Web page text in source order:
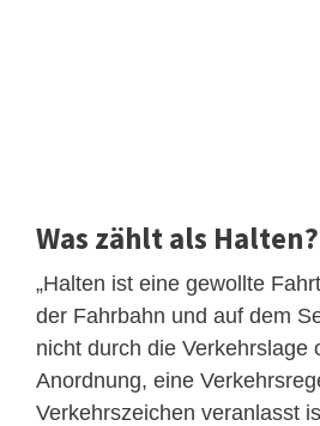
Was zählt als Halten?
„Halten ist eine gewollte
der Fahrbahn und auf dem
nicht durch die Verkehrslage
Anordnung, eine
Verkehrszeichen veranlasst